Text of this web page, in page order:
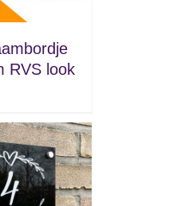
RVS look